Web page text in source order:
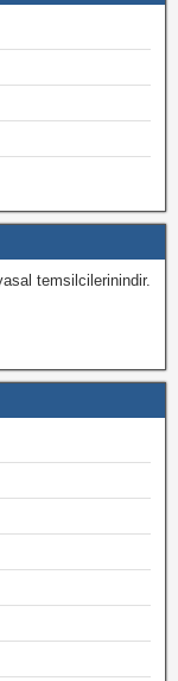
temsilcilerinindir.